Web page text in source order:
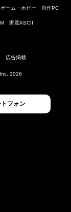
ゲーム・ホビー 自作PC
家電ASCII
広告掲載
2026
フォン